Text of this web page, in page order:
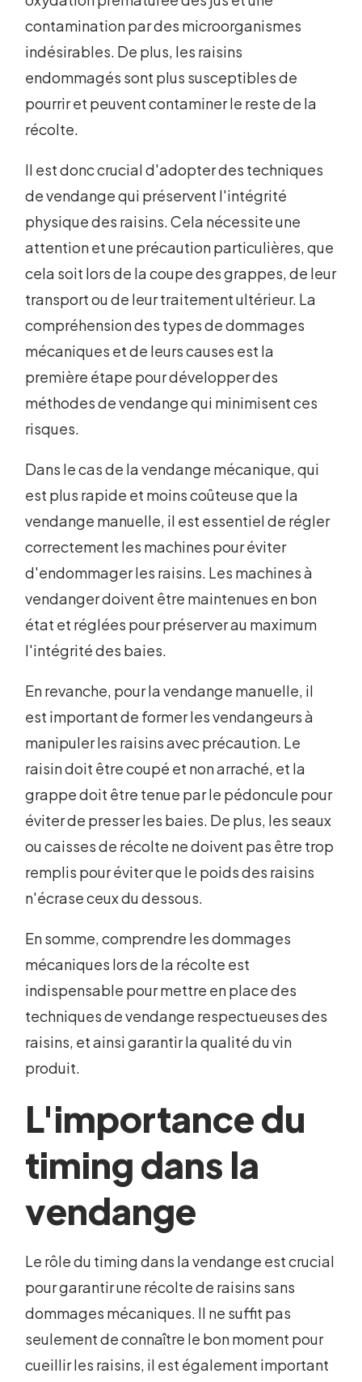
contamination par des microorganismes
indésirables. De plus, les raisins
endommagés sont plus susceptibles de
pourrir et peuvent contaminer le reste de la
récolte.
Il est donc crucial d'adopter des techniques
de vendange qui préservent l'intégrité
physique des raisins. Cela nécessite une
attention et une précaution particulières, que
cela soit lors de la coupe des grappes, de leur
transport ou de leur traitement ultérieur. La
compréhension des types de dommages
mécaniques et de leurs causes est la
première étape pour développer des
méthodes de vendange qui minimisent ces
risques.
Dans le cas de la vendange mécanique, qui
est plus rapide et moins coûteuse que la
vendange manuelle, il est essentiel de régler
correctement les machines pour éviter
d'endommager les raisins. Les machines à
vendanger doivent être maintenues en bon
état et réglées pour préserver au maximum
l'intégrité des baies.
En revanche, pour la vendange manuelle, il
est important de former les vendangeurs à
manipuler les raisins avec précaution. Le
raisin doit être coupé et non arraché, et la
grappe doit être tenue par le pédoncule pour
éviter de presser les baies. De plus, les seaux
ou caisses de récolte ne doivent pas être trop
remplis pour éviter que le poids des raisins
n'écrase ceux du dessous.
En somme, comprendre les dommages
mécaniques lors de la récolte est
indispensable pour mettre en place des
techniques de vendange respectueuses des
raisins, et ainsi garantir la qualité du vin
produit.
L'importance du
timing dans la
vendange
Le rôle du timing dans la vendange est crucial
pour garantir une récolte de raisins sans
dommages mécaniques. Il ne suffit pas
seulement de connaître le bon moment pour
cueillir les raisins, il est également important